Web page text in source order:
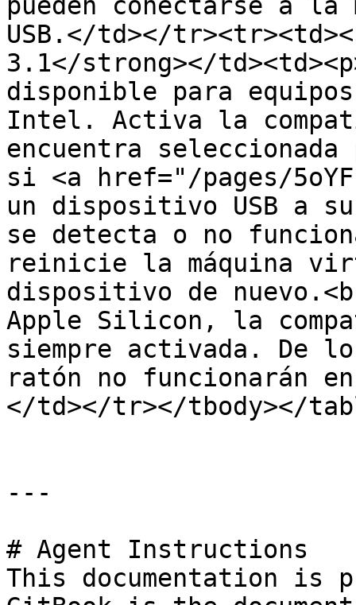
USB.</td></
3.1</strong></
disponible para equipos
Intel. Activa la
encuentra
si <a href="/pages/
un dispositivo USB a
se detecta o no
reinicie la máquina
dispositivo de
Apple Silicon, la
siempre activada. De
ratón no funcionarán
</td></tr></tbody></
---
# Agent Instructions
This documentation is